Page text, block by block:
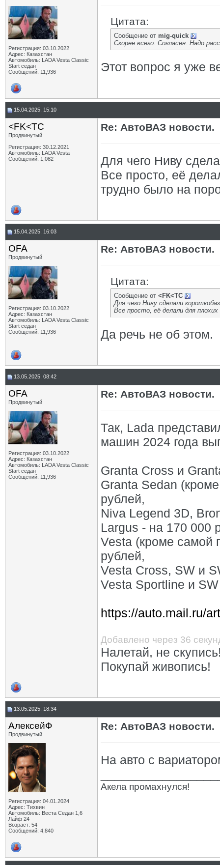
Регистрация: 03.10.2022
Адрес: Казахстан
Автомобиль: LADA Vesta Classic
Start седан
Сообщений: 11,936
Цитата:
Сообщение от mig-quick
Скорее всего. Согласен. Надо
Этот вопрос я уже
15.04.2025, 15:10
<FK<TC
Продвинутый
Регистрация: 30.12.2021
Автомобиль: LADA Vesta
Сообщений: 1,082
Re: АвтоВАЗ новости.
Для чего Ниву
Все просто, её
трудно было на
15.04.2025, 16:03
OFA
Продвинутый
Регистрация: 03.10.2022
Адрес: Казахстан
Автомобиль: LADA Vesta Classic
Start седан
Сообщений: 11,936
Re: АвтоВАЗ новости.
Цитата:
Сообщение от <FK<TC
Для чего Ниву сделали
Все просто, её делали для
Да речь не об этом.
13.05.2025, 08:42
OFA
Продвинутый
Регистрация: 03.10.2022
Адрес: Казахстан
Автомобиль: LADA Vesta Classic
Start седан
Сообщений: 11,936
Re: АвтоВАЗ новости.
Так, Lada
машин 2024 года
Granta Cross и
Granta Sedan
рублей,
Niva Legend 3D,
Largus - на 170 000
Vesta (кроме самой
рублей,
Vesta Cross, SW и
Vesta Sportline и
https://auto.mail.ru/
Добавлено через 36
Налетай, не
Покупай живопись!
13.05.2025, 18:34
АлексейФ
Продвинутый
Регистрация: 04.01.2024
Адрес: Тихвин
Автомобиль: Веста Седан 1,6
Лайф 24
Возраст: 54
Сообщений: 4,840
Re: АвтоВАЗ новости.
На авто с
Акела промахнулся!